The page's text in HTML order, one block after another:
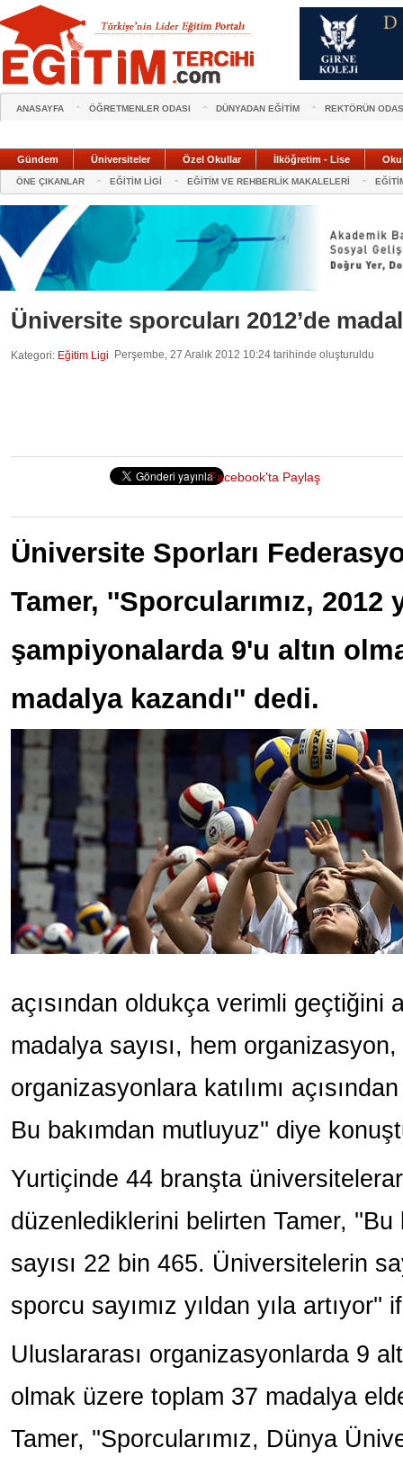
ANASAYFA ÖĞRETMENLER ODASI DÜNYADAN EĞİTİM REKTÖRÜN
Gündem Üniversiteler Özel Okullar İlköğretim - Lise
ÖNE ÇIKANLAR EĞİTİM LİGİ EĞİTİM VE REHBERLİK MAKALELERİ
Üniversite sporcuları 2012’de
Kategori: Eğitim Ligi Perşembe, 27 Aralık 2012 10:24 tarihinde oluşturuldu
Facebook'ta Paylaş
Üniversite Sporları
Tamer, ''Sporcularımız, 2012
şampiyonalarda 9'u altın
madalya kazandı'' dedi.
açısından oldukça verimli geçtiğini
madalya sayısı, hem
organizasyonlara katılımı
Bu bakımdan mutluyuz'' diye
Yurtiçinde 44 branşta
düzenlediklerini belirten Tamer, ''Bu
sayısı 22 bin 465. Üniversitelerin
sporcu sayımız yıldan yıla artıyor''
Uluslararası organizasyonlarda 9
olmak üzere toplam 37 madalya
Tamer, ''Sporcularımız, Dünya